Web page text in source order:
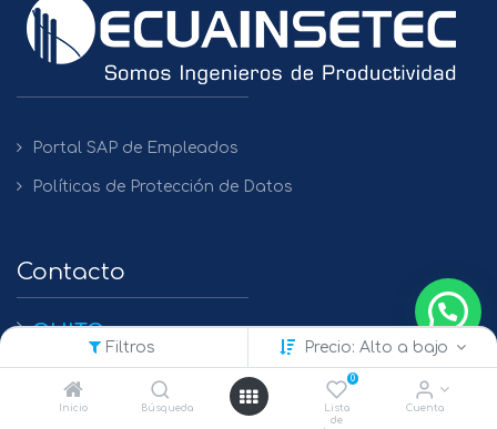
Filtros Precio: Alto a bajo
Inicio Búsqueda
0
Lista
de
Cuenta
Portal SAP de Empleados
Políticas de Protección de Datos
Contacto
QUITO
+(593) 2 450475 / 2269 148 / 2261 979
GUAYAQUIL